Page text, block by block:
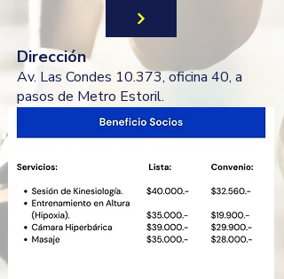
Dirección
Av. Las Condes 10.373, oficina 40, a
pasos de Metro Estoril.
(cuenta con estacionamiento subterráneo)
Horario de Atención
Lunes a Viernes de 07:40 a 21:00 hrs.
Whatsapp: +56998260386
www.painland.cl